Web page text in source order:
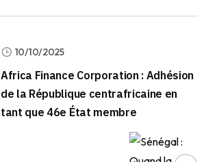
10/10/2025
Africa Finance Corporation : Adhésion
de la République centrafricaine en
tant que 46e État membre